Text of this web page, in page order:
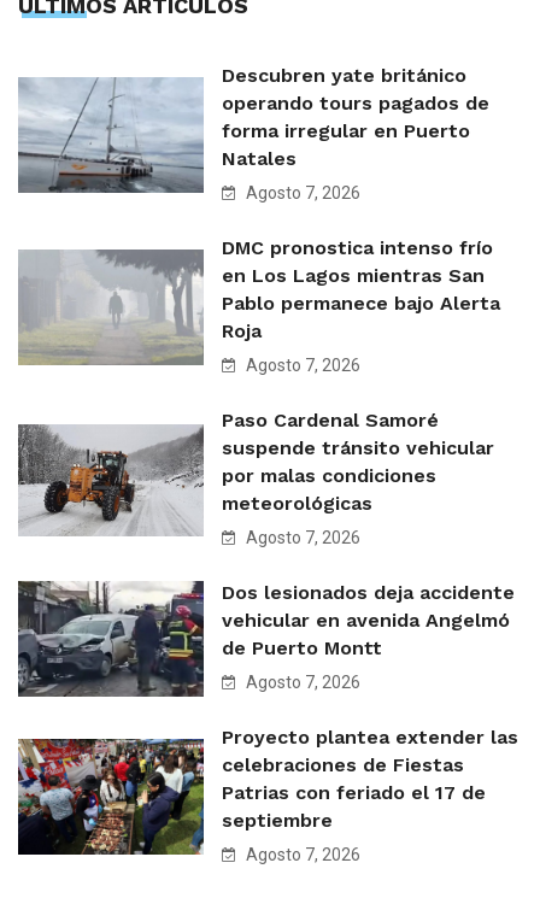
ÙLTIMOS ARTÍCULOS
Descubren yate británico
operando tours pagados de
forma irregular en Puerto
Natales
Agosto 7, 2026
DMC pronostica intenso frío
en Los Lagos mientras San
Pablo permanece bajo Alerta
Roja
Agosto 7, 2026
Paso Cardenal Samoré
suspende tránsito vehicular
por malas condiciones
meteorológicas
Agosto 7, 2026
Dos lesionados deja accidente
vehicular en avenida Angelmó
de Puerto Montt
Agosto 7, 2026
Proyecto plantea extender las
celebraciones de Fiestas
Patrias con feriado el 17 de
septiembre
Agosto 7, 2026